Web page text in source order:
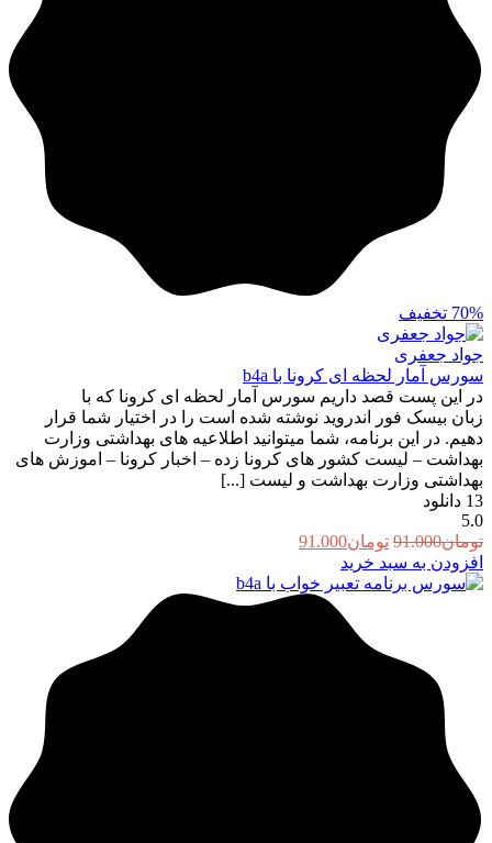
70% تخفیف
جواد جعفری
سورس آمار لحظه ای کرونا با b4a
در این پست قصد داریم سورس آمار لحظه ای کرونا که با
زبان بیسک فور اندروید نوشته شده است را در اختیار شما قرار
دهیم. در این برنامه، شما میتوانید اطلاعیه های بهداشتی وزارت
بهداشت – لیست کشور های کرونا زده – اخبار کرونا – اموزش های
بهداشتی وزارت بهداشت و لیست [...]
13 دانلود
5.0
تومان91.000 قیمت
اصلی:
تومان91.000
تومان91.000قیمت
تومان91.000.
افزودن به سبد خرید